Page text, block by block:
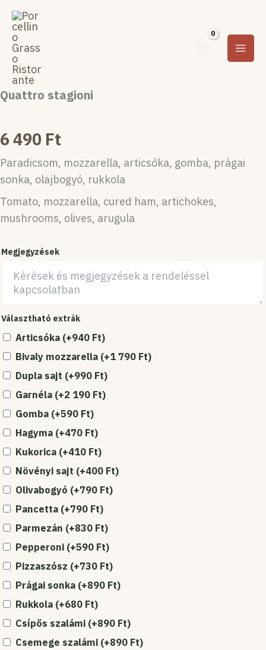
Ugrás
tartalomra
Quattro stagioni
6 490 Ft
Paradicsom, mozzarella, articsóka, gomba, prágai
sonka, olajbogyó, rukkola
Tomato, mozzarella, cured ham, artichokes,
mushrooms, olives, arugula
Megjegyzések
Választható extrák
Articsóka (+940 Ft)
Bivaly mozzarella (+1 790 Ft)
Dupla sajt (+990 Ft)
Garnéla (+2 190 Ft)
Gomba (+590 Ft)
Hagyma (+470 Ft)
Kukorica (+410 Ft)
Növényi sajt (+400 Ft)
Olivabogyó (+790 Ft)
Pancetta (+790 Ft)
Parmezán (+830 Ft)
Pepperoni (+590 Ft)
Pizzaszósz (+730 Ft)
Prágai sonka (+890 Ft)
Rukkola (+680 Ft)
Csípős szalámi (+890 Ft)
Csemege szalámi (+890 Ft)
stagioni